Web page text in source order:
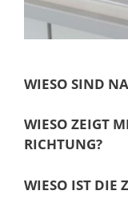
WIESO SIND
WIESO ZEIGT
RICHTUNG?
WIESO IST DIE